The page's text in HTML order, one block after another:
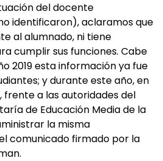
del docente
identificaron), aclaramos que
al alumnado, ni tiene
cumplir sus funciones. Cabe
2019 esta información ya fue
y durante este año, en
frente a las autoridades del
de Educación Media de la
la misma
comunicado firmado por la